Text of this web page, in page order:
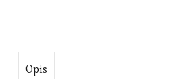
Opis